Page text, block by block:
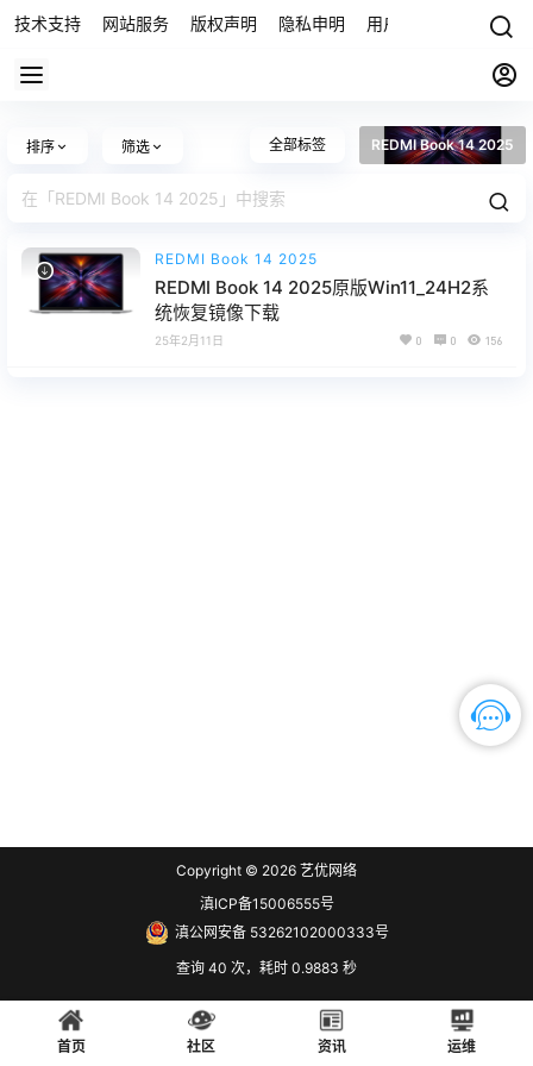
技术支持 网站服务 版权声明 隐私申明 用户协议 联系我们
排序 筛选 全部标签 REDMI Book 14 2025
REDMI Book 14 2025
REDMI Book 14 2025原版Win11_24H2系
统恢复镜像下载
25年2月11日 0 0 156
Copyright © 2026 艺优网络
滇ICP备15006555号
滇公网安备 53262102000333号
查询 40 次，耗时 0.9883 秒
首页 社区 资讯 运维